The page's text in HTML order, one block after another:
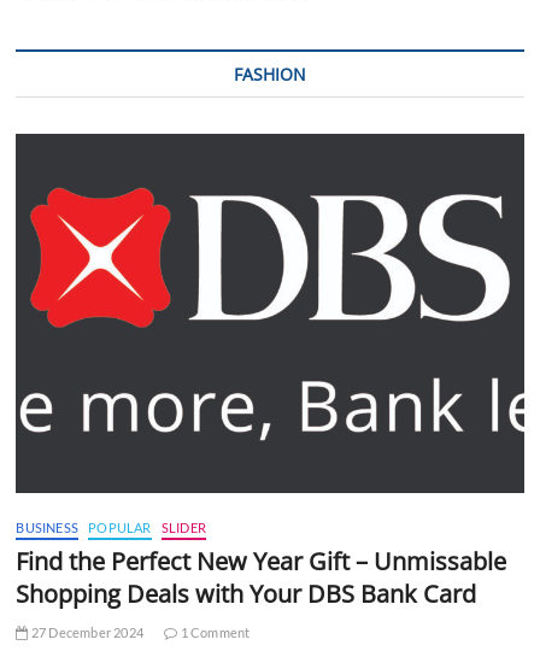
FASHION
BUSINESS POPULAR SLIDER
Find the Perfect New Year Gift – Unmissable
Shopping Deals with Your DBS Bank Card
27 December 2024 1 Comment